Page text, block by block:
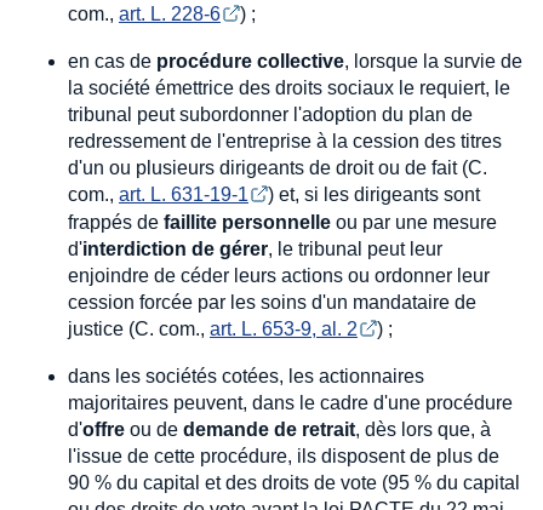
com., art. L. 228-6 ) ;
en cas de procédure collective, lorsque la survie de
la société émettrice des droits sociaux le requiert, le
tribunal peut subordonner l'adoption du plan de
redressement de l'entreprise à la cession des titres
d'un ou plusieurs dirigeants de droit ou de fait (C.
com., art. L. 631-19-1
) et, si les dirigeants sont
frappés de faillite personnelle ou par une mesure
d'interdiction de gérer, le tribunal peut leur
enjoindre de céder leurs actions ou ordonner leur
cession forcée par les soins d'un mandataire de
justice (C. com., art. L. 653-9, al. 2 ) ;
dans les sociétés cotées, les actionnaires
majoritaires peuvent, dans le cadre d'une procédure
d'offre ou de demande de retrait, dès lors que, à
l'issue de cette procédure, ils disposent de plus de
90 % du capital et des droits de vote (95 % du capital